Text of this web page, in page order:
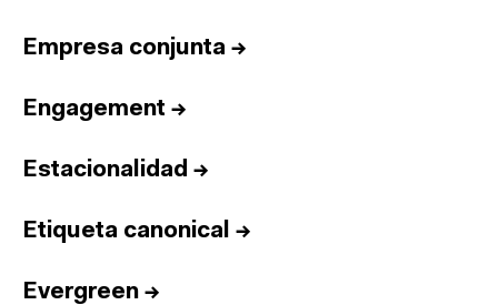
Empresa conjunta →
Engagement →
Estacionalidad →
Etiqueta canonical →
Evergreen →